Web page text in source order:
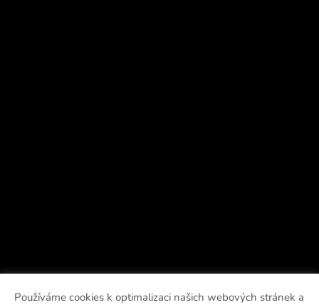
Používáme cookies k optimalizaci našich webových stránek a